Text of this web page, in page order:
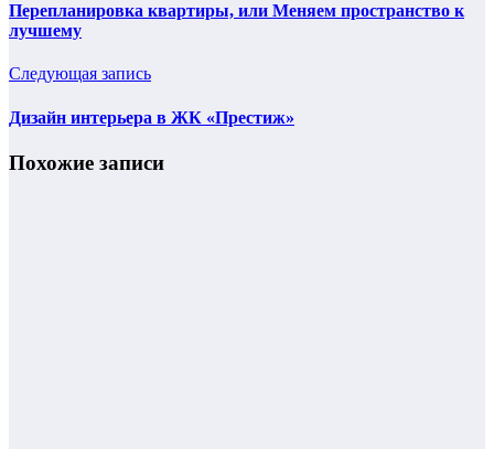
Перепланировка квартиры, или Меняем пространство к
лучшему
Следующая запись
Дизайн интерьера в ЖК «Престиж»
Похожие записи